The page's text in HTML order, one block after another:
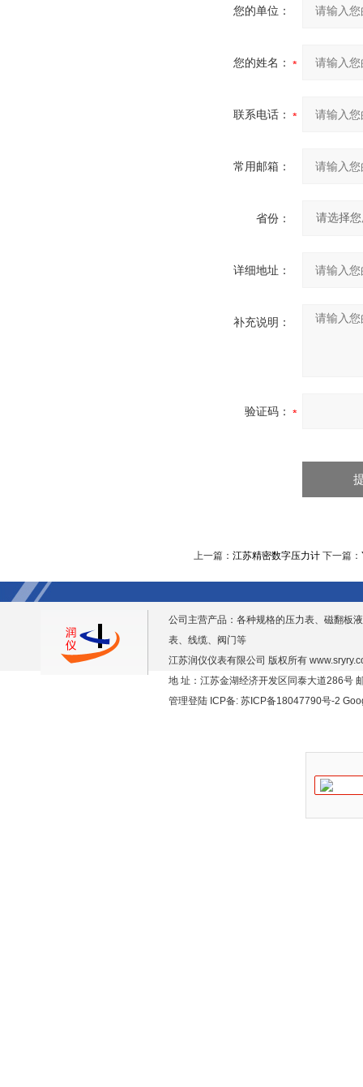
您的单位：
您的姓名：
联系电话：
常用邮箱：
省份：
详细地址：
补充说明：
验证码：
上一篇： 江苏精密数字压力计 下一篇：
公司主营产品：各种规格的压力表、磁翻板
表、线缆、阀门等
江苏润仪仪表有限公司 版权所有
地 址：江苏金湖经济开发区同泰大道286号
管理登陆 ICP备: 苏ICP备18047790号-2